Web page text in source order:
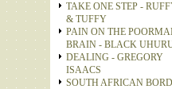
TAKE ONE STEP -
& TUFFY
PAIN ON THE
BRAIN - BLACK
DEALING - GREGORY
ISAACS
SOUTH AFRICAN